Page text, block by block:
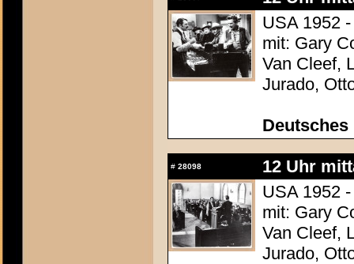
USA 1952
mit: Gary
Van Cleef,
Jurado,
# 28098
12 Uhr
USA 1952
mit: Gary
Van Cleef,
Jurado,